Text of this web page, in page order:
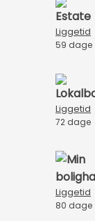
Liggetid
59 dage
Liggetid
72 dage
Liggetid
80 dage